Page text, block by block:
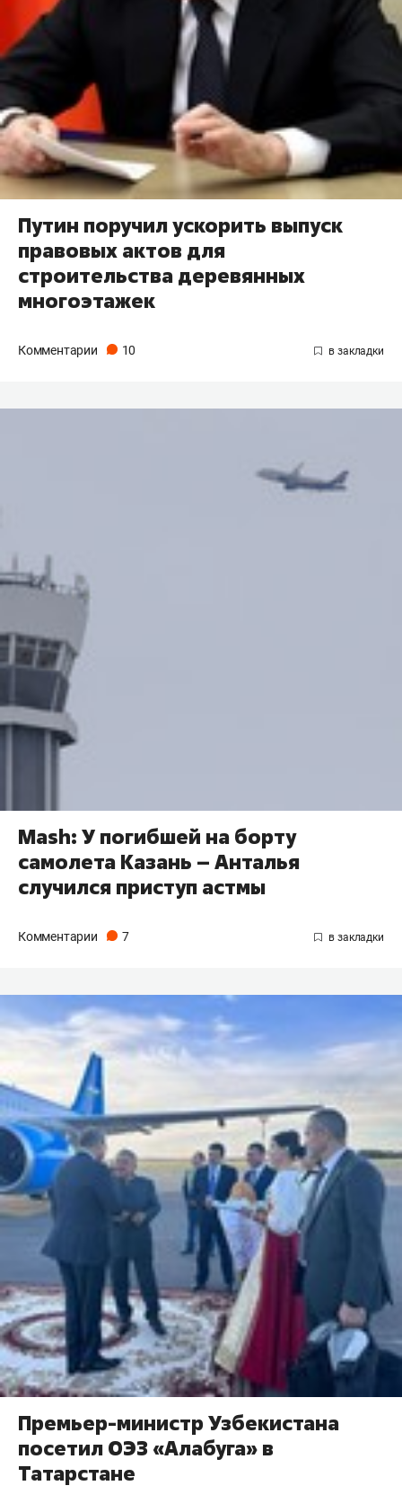
Путин поручил ускорить выпуск
правовых актов для
строительства деревянных
многоэтажек
Комментарии 10
Mash: У погибшей на борту
самолета Казань – Анталья
случился приступ астмы
Комментарии 7
Премьер-министр Узбекистана
посетил ОЭЗ «Алабуга» в
Татарстане